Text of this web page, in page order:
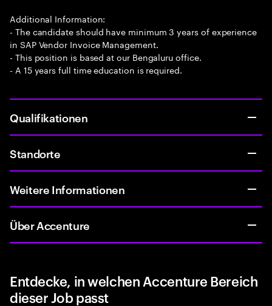
Additional Information:
- The candidate should have minimum 3 years of experience
in SAP Vendor Invoice Management.
- This position is based at our Bengaluru office.
- A 15 years full time education is required.
Qualifikationen
Standorte
Weitere Informationen
Über Accenture
Entdecke, in welchen Accenture Bereich
dieser Job passt